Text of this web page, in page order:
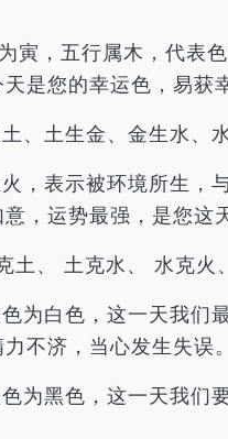
寅，五行属木，代表
是您的幸运色，易获
、土生金、金生水、水
，表示被环境所生，
，运势最强，是您这
土、 土克水、 水克火
为白色，这一天我们
不济，当心发生失误。
为黑色，这一天我们